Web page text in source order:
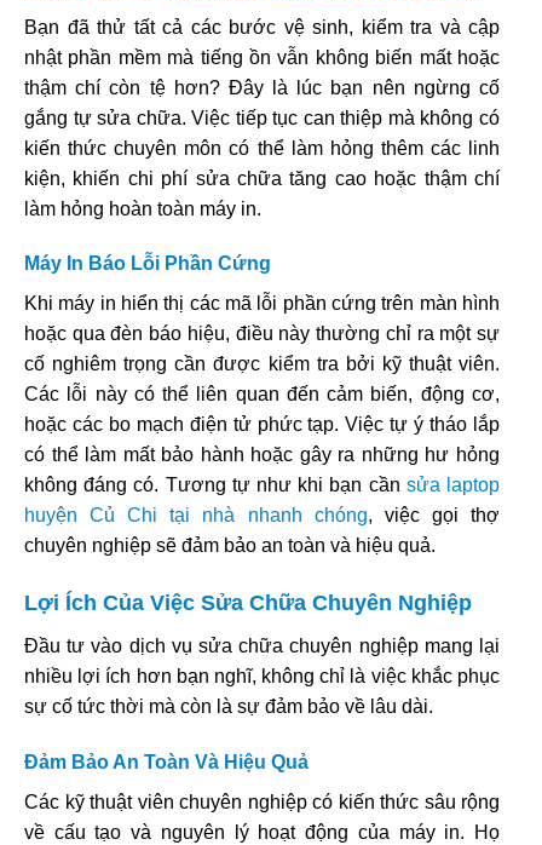
Bạn đã thử tất cả các bước vệ sinh, kiểm tra và cập
nhật phần mềm mà tiếng ồn vẫn không biến mất hoặc
thậm chí còn tệ hơn? Đây là lúc bạn nên ngừng cố
gắng tự sửa chữa. Việc tiếp tục can thiệp mà không có
kiến thức chuyên môn có thể làm hỏng thêm các linh
kiện, khiến chi phí sửa chữa tăng cao hoặc thậm chí
làm hỏng hoàn toàn máy in.
Máy In Báo Lỗi Phần Cứng
Khi máy in hiển thị các mã lỗi phần cứng trên màn hình
hoặc qua đèn báo hiệu, điều này thường chỉ ra một sự
cố nghiêm trọng cần được kiểm tra bởi kỹ thuật viên.
Các lỗi này có thể liên quan đến cảm biến, động cơ,
hoặc các bo mạch điện tử phức tạp. Việc tự ý tháo lắp
có thể làm mất bảo hành hoặc gây ra những hư hỏng
không đáng có. Tương tự như khi bạn cần sửa laptop
huyện Củ Chi tại nhà nhanh chóng, việc gọi thợ
chuyên nghiệp sẽ đảm bảo an toàn và hiệu quả.
Lợi Ích Của Việc Sửa Chữa Chuyên Nghiệp
Đầu tư vào dịch vụ sửa chữa chuyên nghiệp mang lại
nhiều lợi ích hơn bạn nghĩ, không chỉ là việc khắc phục
sự cố tức thời mà còn là sự đảm bảo về lâu dài.
Đảm Bảo An Toàn Và Hiệu Quả
Các kỹ thuật viên chuyên nghiệp có kiến thức sâu rộng
về cấu tạo và nguyên lý hoạt động của máy in. Họ